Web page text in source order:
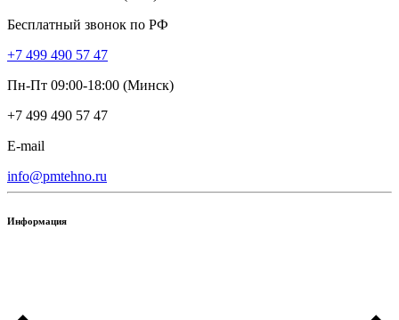
Бесплатный звонок по РФ
+7 499 490 57 47
Пн-Пт 09:00-18:00 (Минск)
+7 499 490 57 47
E-mail
info@pmtehno.ru
Информация